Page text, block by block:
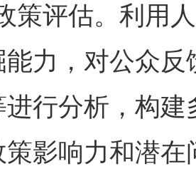
评估。利用人
力，对公众
行分析，构
影响力和潜